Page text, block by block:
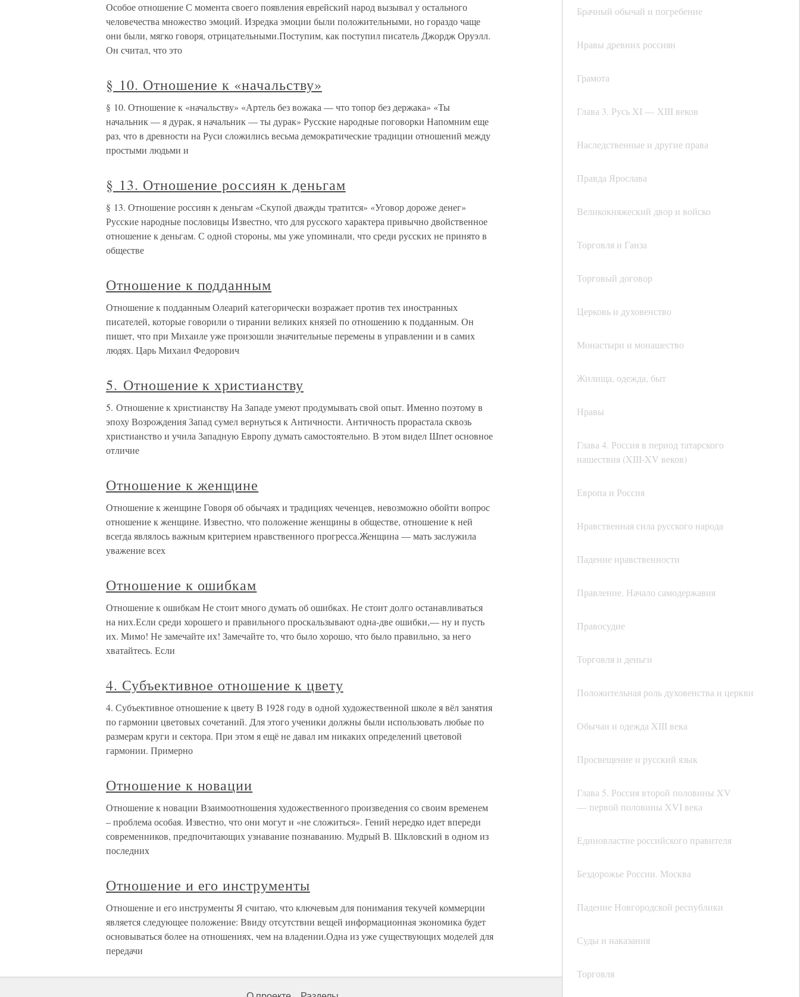
Брачный обычай и погребение
Нравы древних россиян
Грамота
Глава 3. Русь XI — XIII веков
Наследственные и другие права
Правда Ярослава
Великокняжеский двор и войско
Торговля и Ганза
Торговый договор
Церковь и духовенство
Монастыри и монашество
Жилища, одежда, быт
Нравы
Глава 4. Россия в период татарского
нашествия (XIII-XV веков)
Европа и Россия
Нравственная сила русского народа
Падение нравственности
Правление. Начало самодержавия
Правосудие
Торговля и деньги
Положительная роль духовенства и церкви
Обычаи и одежда XIII века
Просвещение и русский язык
Глава 5. Россия второй половины XV
— первой половины XVI века
Единовластие российского правителя
Бездорожье России. Москва
Падение Новгородской республики
Суды и наказания
Торговля
Особое отношение С момента своего появления еврейский народ вызывал у остального
человечества множество эмоций. Изредка эмоции были положительными, но гораздо чаще
они были, мягко говоря, отрицательными.Поступим, как поступил писатель Джордж Оруэлл.
Он считал, что это
§ 10. Отношение к «начальству»
§ 10. Отношение к «начальству» «Артель без вожака — что топор без держака» «Ты
начальник — я дурак, я начальник — ты дурак» Русские народные поговорки Напомним еще
раз, что в древности на Руси сложились весьма демократические традиции отношений между
простыми людьми и
§ 13. Отношение россиян к деньгам
§ 13. Отношение россиян к деньгам «Скупой дважды тратится» «Уговор дороже денег»
Русские народные пословицы Известно, что для русского характера привычно двойственное
отношение к деньгам. С одной стороны, мы уже упоминали, что среди русских не принято в
обществе
Отношение к подданным
Отношение к подданным Олеарий категорически возражает против тех иностранных
писателей, которые говорили о тирании великих князей по отношению к подданным. Он
пишет, что при Михаиле уже произошли значительные перемены в управлении и в самих
людях. Царь Михаил Федорович
5. Отношение к христианству
5. Отношение к христианству На Западе умеют продумывать свой опыт. Именно поэтому в
эпоху Возрождения Запад сумел вернуться к Античности. Античность прорастала сквозь
христианство и учила Западную Европу думать самостоятельно. В этом видел Шпет основное
отличие
Отношение к женщине
Отношение к женщине Говоря об обычаях и традициях чеченцев, невозможно обойти вопрос
отношение к женщине. Известно, что положение женщины в обществе, отношение к ней
всегда являлось важным критерием нравственного прогресса.Женщина — мать заслужила
уважение всех
Отношение к ошибкам
Отношение к ошибкам Не стоит много думать об ошибках. Не стоит долго останавливаться
на них.Если среди хорошего и правильного проскальзывают одна-две ошибки,— ну и пусть
их. Мимо! Не замечайте их! Замечайте то, что было хорошо, что было правильно, за него
хватайтесь. Если
4. Субъективное отношение к цвету
4. Субъективное отношение к цвету В 1928 году в одной художественной школе я вёл занятия
по гармонии цветовых сочетаний. Для этого ученики должны были использовать любые по
размерам круги и сектора. При этом я ещё не давал им никаких определений цветовой
гармонии. Примерно
Отношение к новации
Отношение к новации Взаимоотношения художественного произведения со своим временем
– проблема особая. Известно, что они могут и «не сложиться». Гений нередко идет впереди
современников, предпочитающих узнавание познаванию. Мудрый В. Шкловский в одном из
последних
Отношение и его инструменты
Отношение и его инструменты Я считаю, что ключевым для понимания текучей коммерции
является следующее положение: Ввиду отсутствии вещей информационная экономика будет
основываться более на отношениях, чем на владении.Одна из уже существующих моделей для
передачи